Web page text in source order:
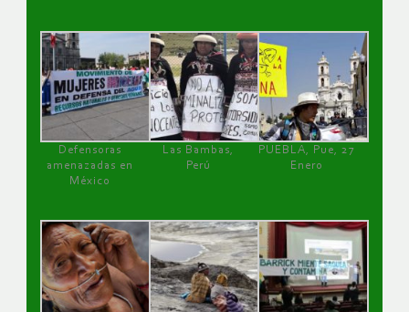
Defensoras
amenazadas en
México
Las Bambas,
Perú
PUEBLA, Pue, 27
Enero